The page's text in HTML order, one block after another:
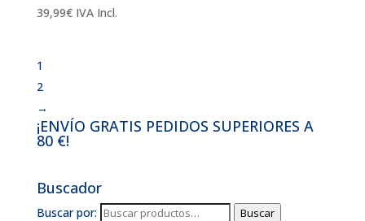
39,99€ IVA Incl.
1
2
→
¡ENVÍO GRATIS PEDIDOS SUPERIORES A
80 €!
Buscador
Buscar por: Buscar